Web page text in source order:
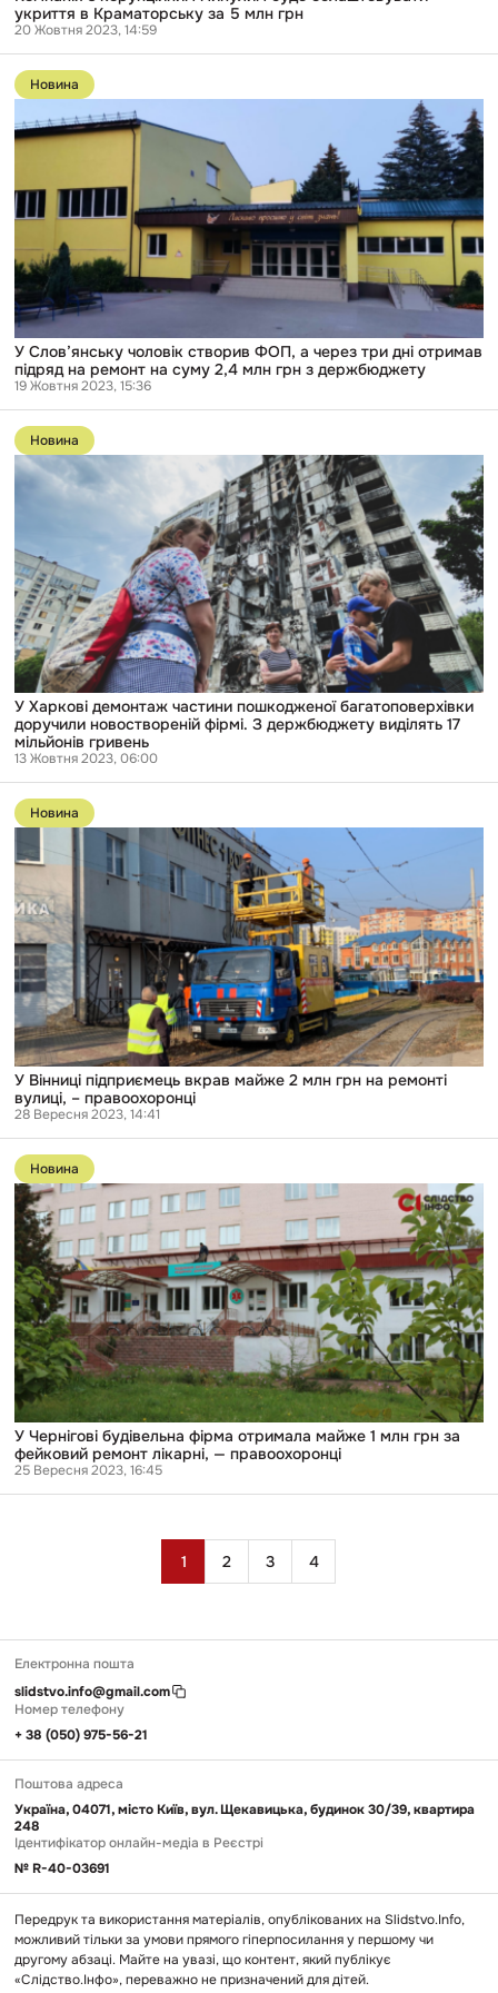
укриття в Краматорську за 5 млн грн
20 Жовтня 2023, 14:59
Перейти
до
публікації
Слов’янську
чоловік
ФОП,
через
дні
отримав
підряд
на
ремонт
на
суму
2,4
грн
держбюджету
Новина
У Слов’янську чоловік створив ФОП, а через три дні отримав
підряд на ремонт на суму 2,4 млн грн з держбюджету
19 Жовтня 2023, 15:36
Перейти
до
публікації
Харкові
демонтаж
пошкодженої
багатоповерхівки
доручили
новоствореній
фірмі.
держбюджету
виділять
мільйонів
гривень
Новина
У Харкові демонтаж частини пошкодженої багатоповерхівки
доручили новоствореній фірмі. З держбюджету виділять 17
мільйонів гривень
13 Жовтня 2023, 06:00
Перейти
до
публікації
Вінниці
підприємець
вкрав
майже
млн
грн
на
ремонті
вулиці,
правоохоронці
Новина
У Вінниці підприємець вкрав майже 2 млн грн на ремонті
вулиці, – правоохоронці
28 Вересня 2023, 14:41
Перейти
до
публікації
Чернігові
будівельна
фірма
отримала
майже
млн
грн
за
фейковий
ремонт
лікарні,
правоохоронці
Новина
У Чернігові будівельна фірма отримала майже 1 млн грн за
фейковий ремонт лікарні, — правоохоронці
25 Вересня 2023, 16:45
Пагінація
1 2 3 4
Передрук та використання матеріалів, опублікованих на Slidstvo.Info,
можливий тільки за умови прямого гіперпосилання у першому чи
другому абзаці. Майте на увазі, що контент, який публікує
«Слідство.Інфо», переважно не призначений для дітей.
Електронна пошта
slidstvo.info@gmail.com
Номер телефону
+ 38 (050) 975-56-21
Поштова адреса
Україна, 04071, місто Київ, вул. Щекавицька, будинок 30/39, квартира
248
Ідентифікатор онлайн-медіа в Реєстрі
№ R-40-03691